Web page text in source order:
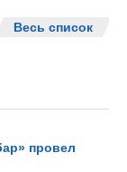
Весь список
провел